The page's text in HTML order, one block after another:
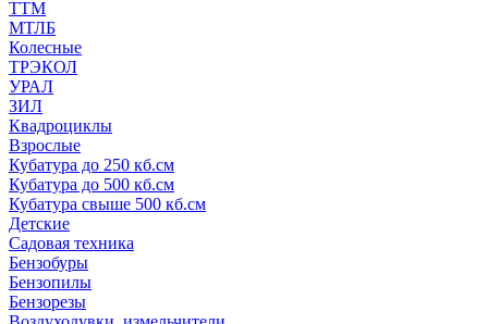
ТТМ
МТЛБ
Колесные
ТРЭКОЛ
УРАЛ
ЗИЛ
Квадроциклы
Взрослые
Кубатура до 250 кб.см
Кубатура до 500 кб.см
Кубатура свыше 500 кб.см
Детские
Садовая техника
Бензобуры
Бензопилы
Бензорезы